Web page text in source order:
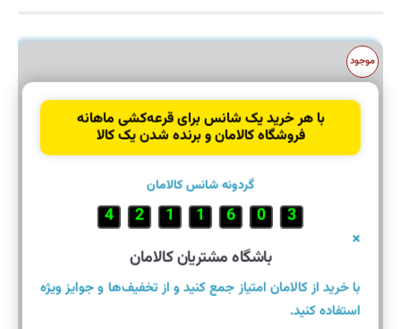
موجود
با هر خرید یک شانس برای قرعه‌کشی ماهانه
فروشگاه کالامان و برنده شدن یک کالا
گردونه شانس کالامان
9
1
7
8
6
4
0
×
باشگاه مشتریان کالامان
با خرید از کالامان امتیاز جمع کنید و از تخفیف‌ها و جوایز ویژه
استفاده کنید.